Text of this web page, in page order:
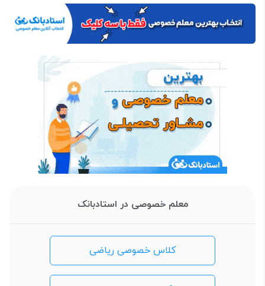
معلم خصوصی در استادبانک
کلاس خصوصی ریاضی